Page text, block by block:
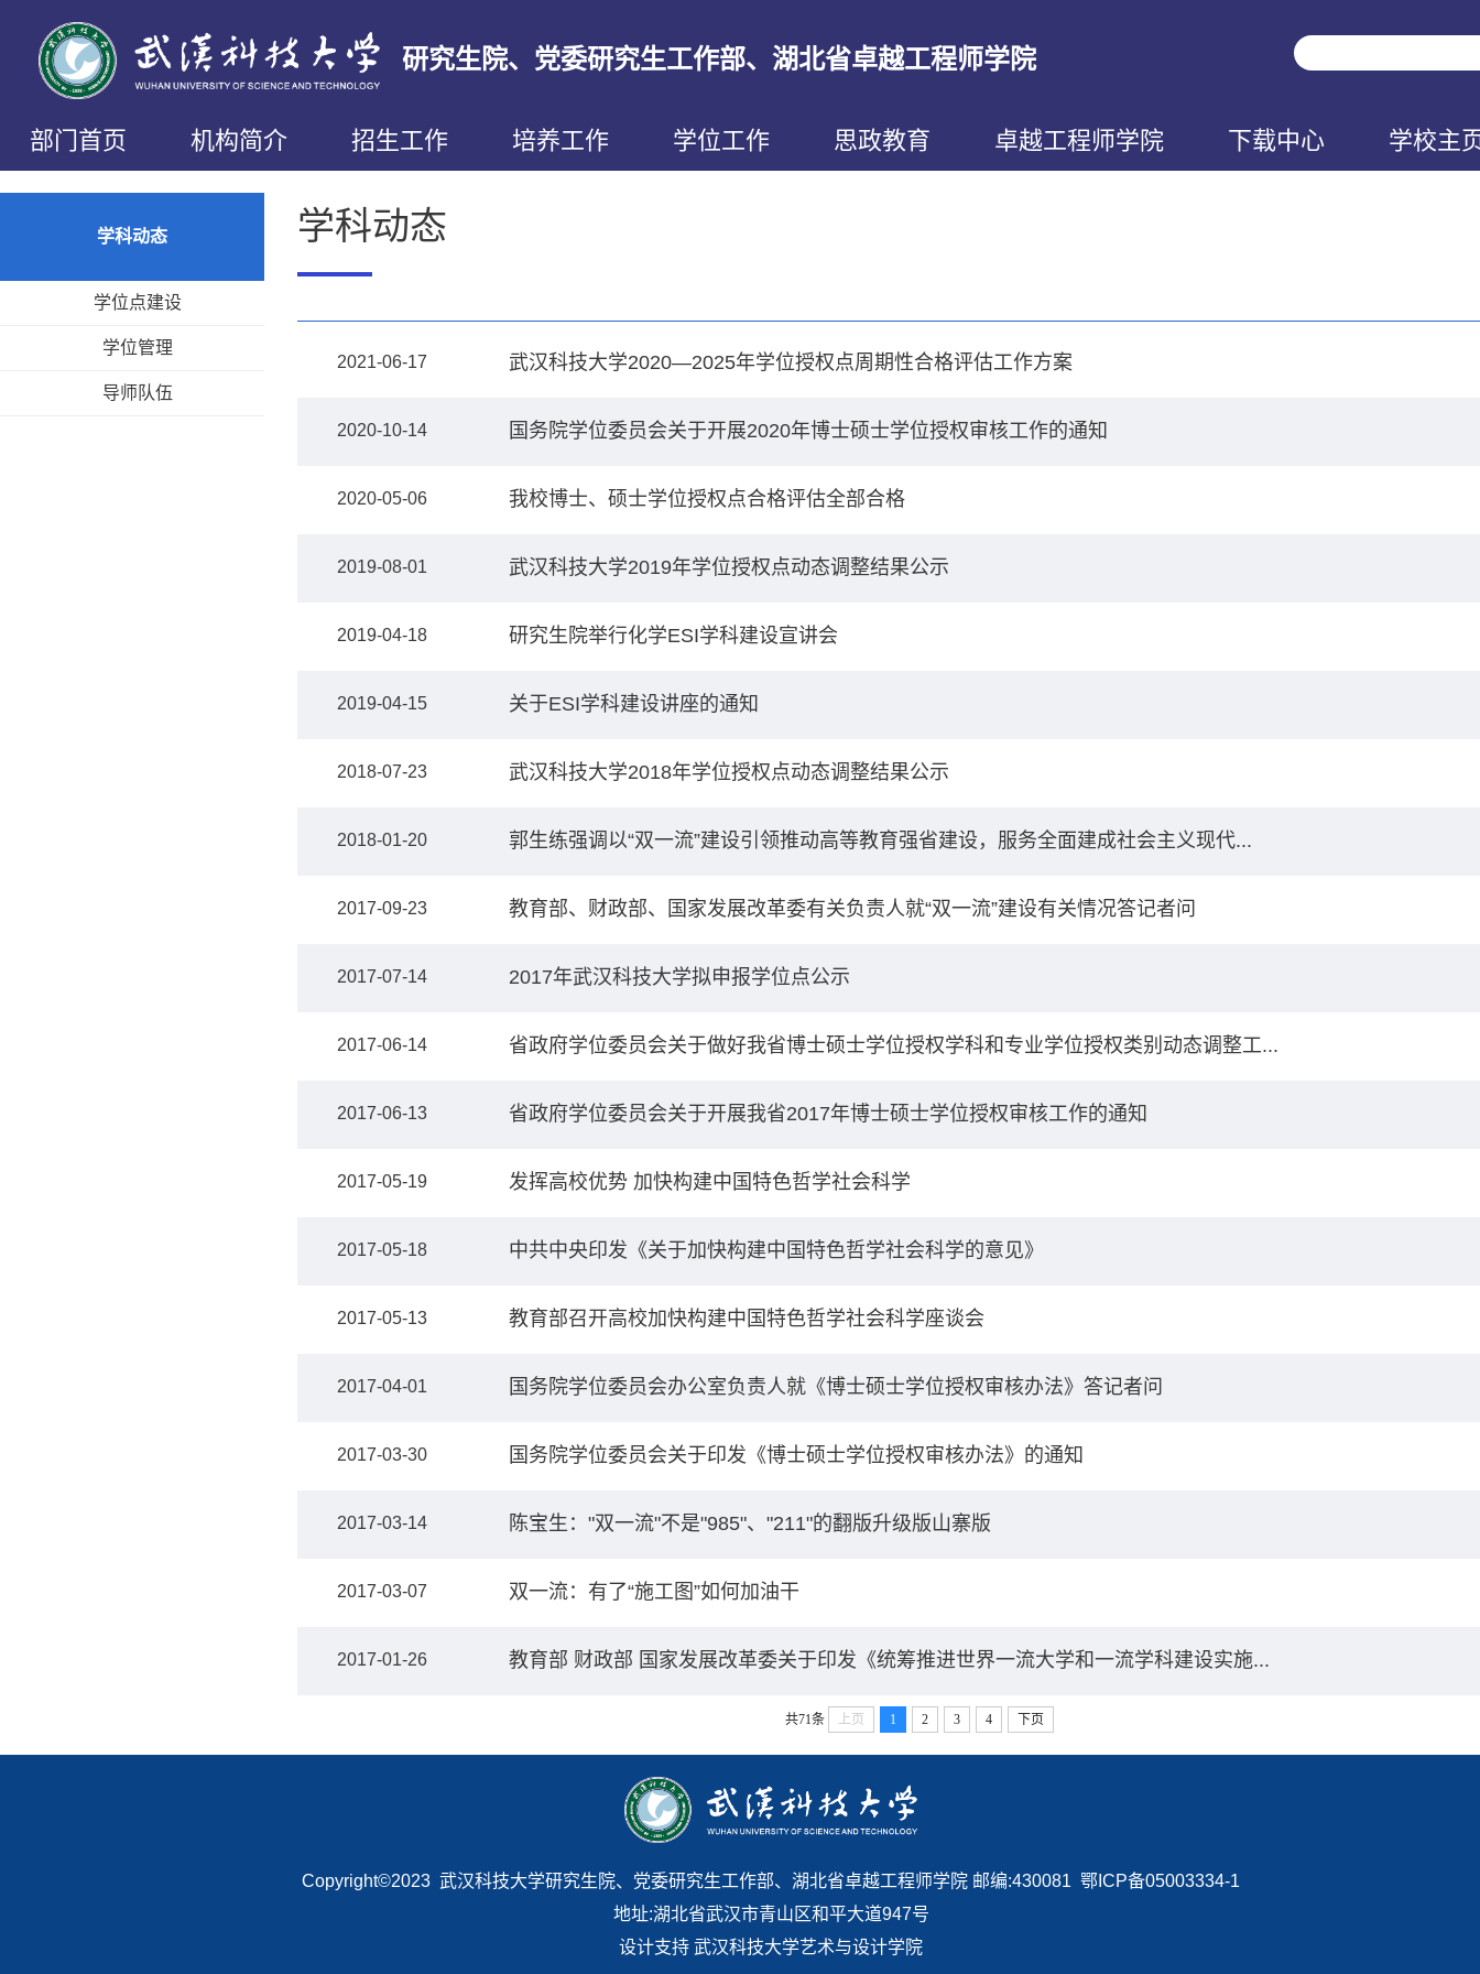
研究生院、党委研究生工作部、湖北省卓越工程师学院
部门首页 机构简介 招生工作 培养工作 学位工作 思政教育 卓越工程师学院 下载中心 学校主
学科动态
学位点建设
学位管理
导师队伍
学科动态
2021-06-17 武汉科技大学2020—2025年学位授权点周期性合格评估工作方案
2020-10-14 国务院学位委员会关于开展2020年博士硕士学位授权审核工作的通知
2020-05-06 我校博士、硕士学位授权点合格评估全部合格
2019-08-01 武汉科技大学2019年学位授权点动态调整结果公示
2019-04-18 研究生院举行化学ESI学科建设宣讲会
2019-04-15 关于ESI学科建设讲座的通知
2018-07-23 武汉科技大学2018年学位授权点动态调整结果公示
2018-01-20 郭生练强调以“双一流”建设引领推动高等教育强省建设，服务全面建成社会主义现代...
2017-09-23 教育部、财政部、国家发展改革委有关负责人就“双一流”建设有关情况答记者问
2017-07-14 2017年武汉科技大学拟申报学位点公示
2017-06-14 省政府学位委员会关于做好我省博士硕士学位授权学科和专业学位授权类别动态调整工...
2017-06-13 省政府学位委员会关于开展我省2017年博士硕士学位授权审核工作的通知
2017-05-19 发挥高校优势 加快构建中国特色哲学社会科学
2017-05-18 中共中央印发《关于加快构建中国特色哲学社会科学的意见》
2017-05-13 教育部召开高校加快构建中国特色哲学社会科学座谈会
2017-04-01 国务院学位委员会办公室负责人就《博士硕士学位授权审核办法》答记者问
2017-03-30 国务院学位委员会关于印发《博士硕士学位授权审核办法》的通知
2017-03-14 陈宝生："双一流"不是"985"、"211"的翻版升级版山寨版
2017-03-07 双一流：有了“施工图”如何加油干
2017-01-26 教育部 财政部 国家发展改革委关于印发《统筹推进世界一流大学和一流学科建设实施...
共71条 上页 1 2 3 4 下页
Copyright©2023 武汉科技大学研究生院、党委研究生工作部、湖北省卓越工程师学院 邮编:430081 鄂ICP备05003334-1
地址:湖北省武汉市青山区和平大道947号
设计支持 武汉科技大学艺术与设计学院